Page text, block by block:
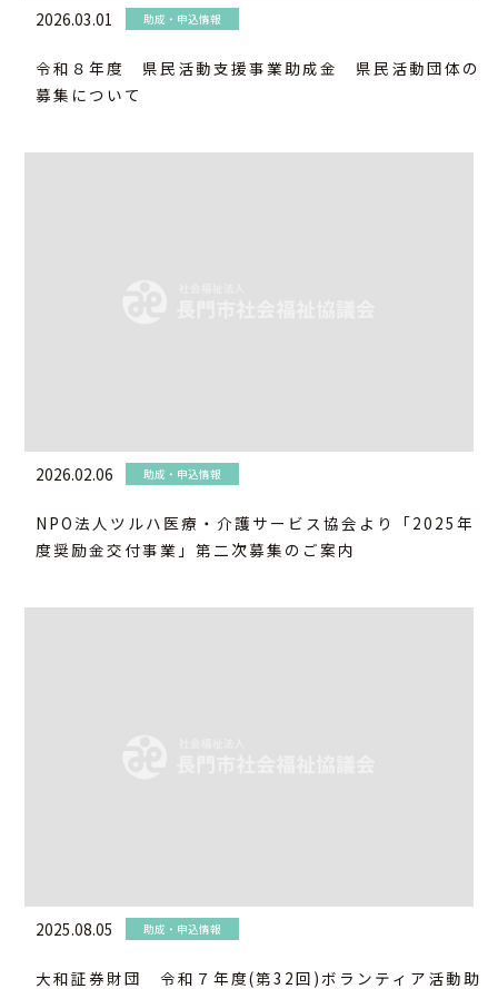
2026.03.01 助成・申込情報
令和８年度 県民活動支援事業助成金 県民活動団体の
募集について
2026.02.06 助成・申込情報
NPO法人ツルハ医療・介護サービス協会より「2025年
度奨励金交付事業」第二次募集のご案内
2025.08.05 助成・申込情報
大和証券財団 令和７年度(第32回)ボランティア活動助